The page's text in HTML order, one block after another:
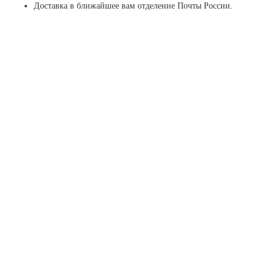
Доставка в ближайшее вам отделение Почты России.